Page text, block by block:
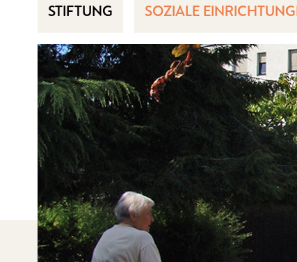
STIFTUNG SOZIALE